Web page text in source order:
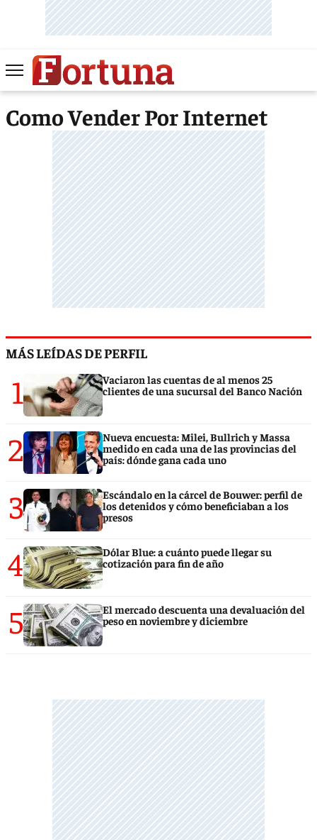
Como Vender Por Internet
MÁS LEÍDAS DE PERFIL
1
Vaciaron las cuentas de al menos 25
clientes de una sucursal del Banco Nación
2
Nueva encuesta: Milei, Bullrich y Massa
medido en cada una de las provincias del
país: dónde gana cada uno
3
Escándalo en la cárcel de Bouwer: perfil de
los detenidos y cómo beneficiaban a los
presos
4
Dólar Blue: a cuánto puede llegar su
cotización para fin de año
5
El mercado descuenta una devaluación del
peso en noviembre y diciembre